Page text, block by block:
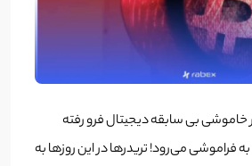
بی سابقه دیجیتال فرو رفته
فراموشی می‌رود! تریدرها در این روزها به